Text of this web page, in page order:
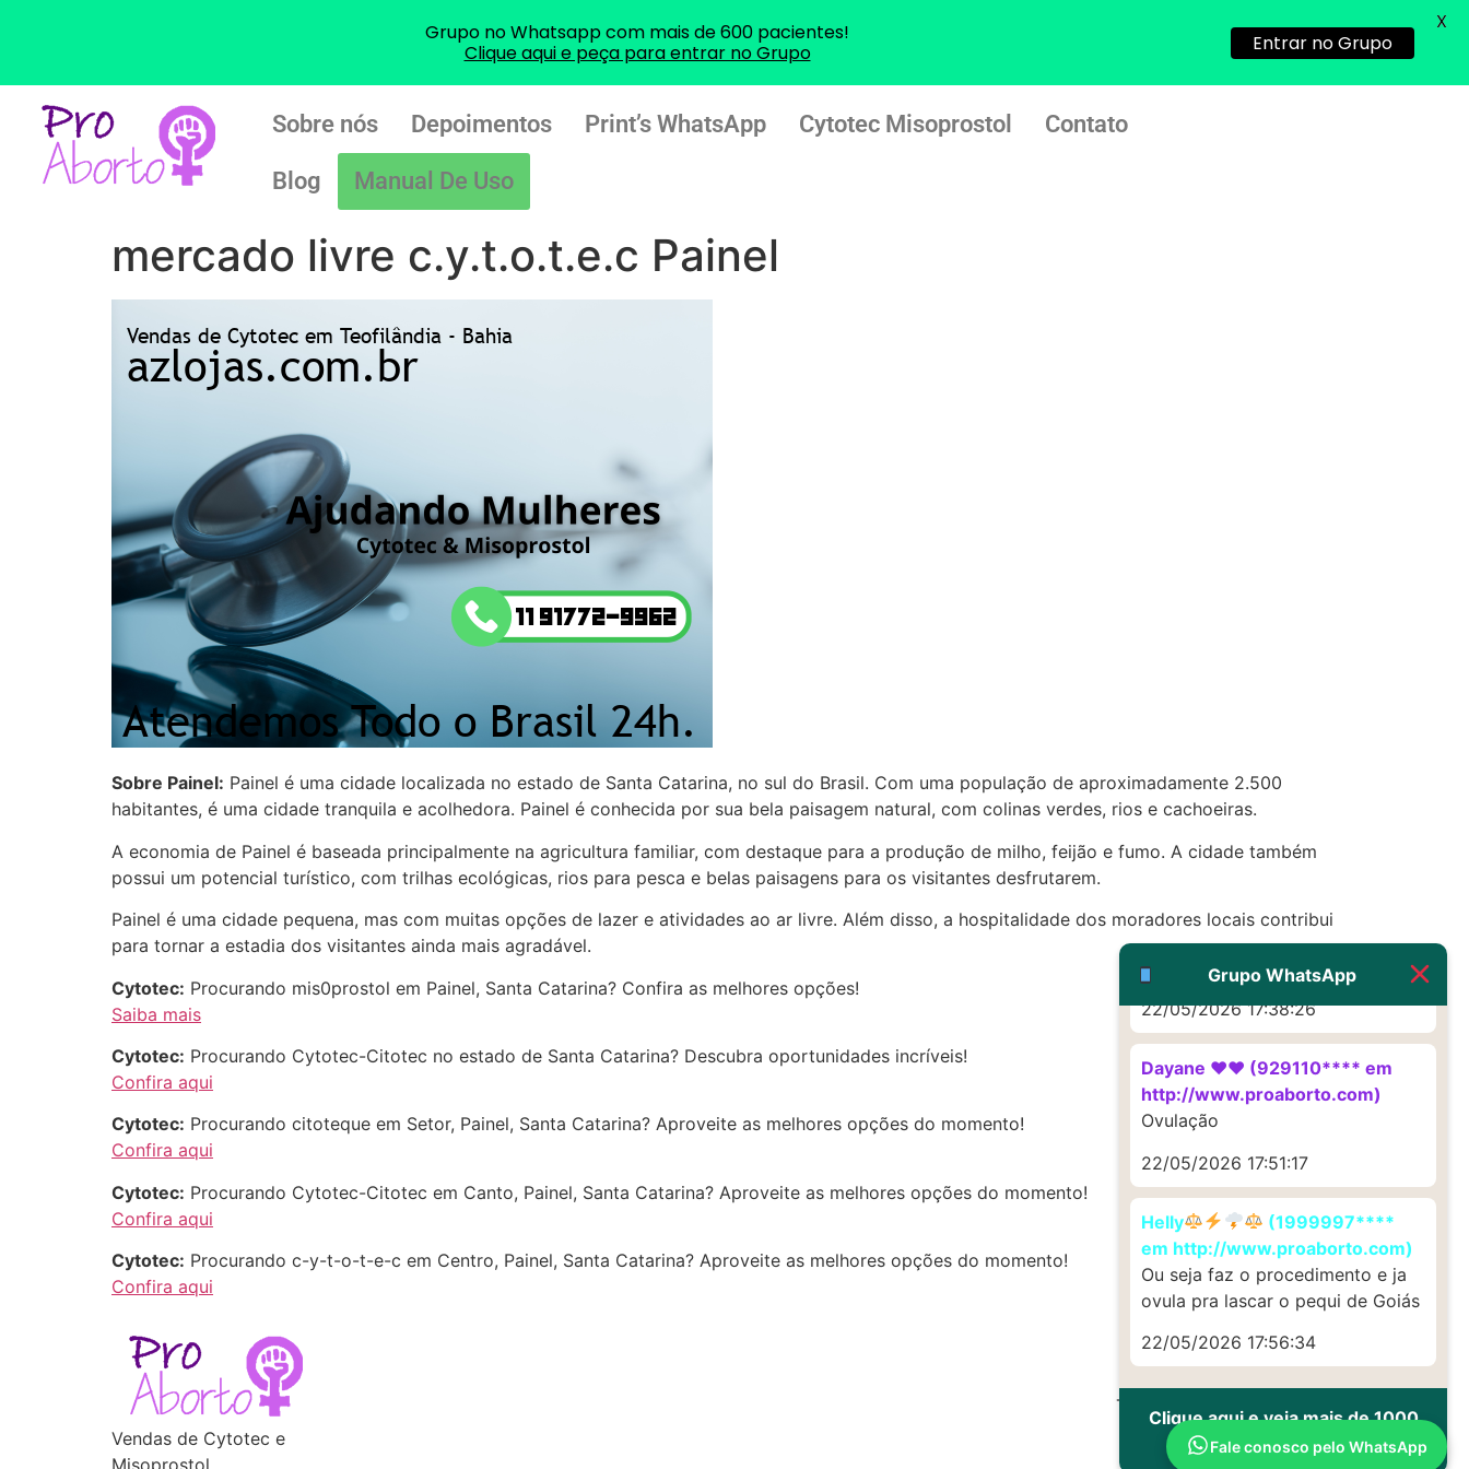
Sobre nós Depoimentos Print’s WhatsApp Cytotec Misoprostol Contato
Blog Manual De Uso
mercado livre c.y.t.o.t.e.c Painel
Sobre Painel: Painel é uma cidade localizada no estado de Santa Catarina, no sul do Brasil. Com uma população de aproximadamente 2.500
habitantes, é uma cidade tranquila e acolhedora. Painel é conhecida por sua bela paisagem natural, com colinas verdes, rios e cachoeiras.
A economia de Painel é baseada principalmente na agricultura familiar, com destaque para a produção de milho, feijão e fumo. A cidade também
possui um potencial turístico, com trilhas ecológicas, rios para pesca e belas paisagens para os visitantes desfrutarem.
Painel é uma cidade pequena, mas com muitas opções de lazer e atividades ao ar livre. Além disso, a hospitalidade dos moradores locais contribui
para tornar a estadia dos visitantes ainda mais agradável.
Cytotec: Procurando mis0prostol em Painel, Santa Catarina? Confira as melhores opções!
Saiba mais
Cytotec: Procurando Cytotec-Citotec no estado de Santa Catarina? Descubra oportunidades incríveis!
Confira aqui
Cytotec: Procurando citoteque em Setor, Painel, Santa Catarina? Aproveite as melhores opções do momento!
Confira aqui
Cytotec: Procurando Cytotec-Citotec em Canto, Painel, Santa Catarina? Aproveite as melhores opções do momento!
Confira aqui
Cytotec: Procurando c-y-t-o-t-e-c em Centro, Painel, Santa Catarina? Aproveite as melhores opções do momento!
Confira aqui
Vendas de Cytotec e
Misoprostol
Todos os direitos reservados
Fale conosco pelo WhatsApp
Grupo no Whatsapp com mais de 600 pacientes!
Clique aqui e peça para entrar no Grupo
Entrar no Grupo
X
Grupo WhatsApp
em http://www.proaborto.com)
Deve ser um corrimento normal
mesmo
22/05/2026 17:19:47
G (1199866**** em
http://www.proaborto.com)
Muito obrigadaaaaa
22/05/2026 17:38:26
Dayane ♥️♥️ (929110**** em
http://www.proaborto.com)
Ovulação
22/05/2026 17:51:17
Helly
(1999997****
em http://www.proaborto.com)
Ou seja faz o procedimento e ja
ovula pra lascar o pequi de Goiás
22/05/2026 17:56:34
Clique aqui e veja mais de 1000
depoimentos de uso